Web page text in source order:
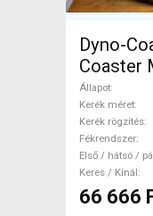
Dyno-
Coaster
Gumi 26"
Állapot
Kerék méret
Kerék rögzítés
Fékrendszer
Első / hátsó /
Keres / Kínál
66 666